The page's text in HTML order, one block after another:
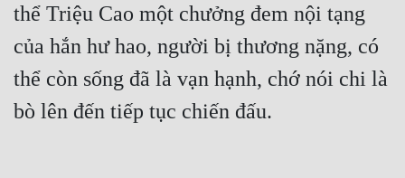
thể Triệu Cao một chưởng đem nội tạng
của hắn hư hao, người bị thương nặng, có
thể còn sống đã là vạn hạnh, chớ nói chi là
bò lên đến tiếp tục chiến đấu.